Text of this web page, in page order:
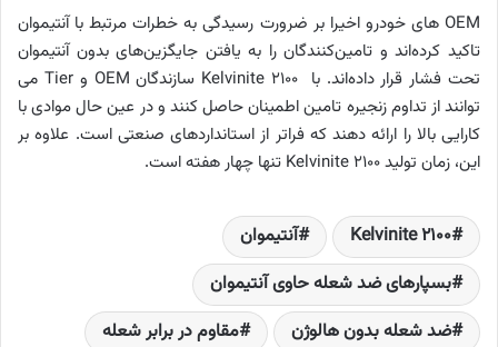
OEM های خودرو اخیرا بر ضرورت رسیدگی به خطرات مرتبط با آنتیموان
تاکید کرده‌اند و تامین‌کنندگان را به یافتن جایگزین‌های بدون آنتیموان
تحت فشار قرار داده‌اند. با Kelvinite 2100 سازندگان OEM و Tier می
توانند از تداوم زنجیره تامین اطمینان حاصل کنند و در عین حال موادی با
کارایی بالا را ارائه دهند که فراتر از استانداردهای صنعتی است. علاوه بر
این، زمان تولید Kelvinite 2100 تنها چهار هفته است.
Kelvinite 2100
آنتیموان
بسپارهای ضد شعله حاوی آنتیموان
ضد شعله بدون هالوژن
مقاوم در برابر شعله